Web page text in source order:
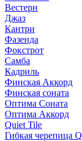
Вестерн
Джаз
Кантри
Фазенда
Фокстрот
Самба
Кадриль
Финская Аккорд
Финская соната
Оптима Соната
Оптима Аккорд
Quiet Tile
Гибкая черепица